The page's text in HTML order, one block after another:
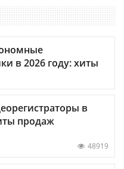
в 2026 году: хиты
в
продаж
48919